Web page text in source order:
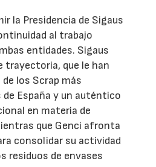
la Presidencia de Sigaus
al trabajo
entidades. Sigaus
trayectoria, que le han
los Scrap más
España y un auténtico
en materia de
que Genci afronta
consolidar su actividad
residuos de envases